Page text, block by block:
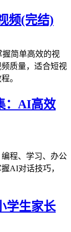
频(完结)
握简单高效的视
质量，适合短视
。
：AI高效
程、学习、办公
AI对话技巧，
学生家长